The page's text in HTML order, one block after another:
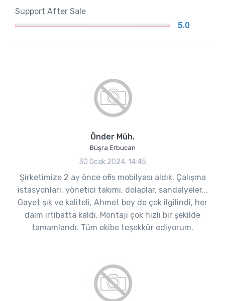
Support After Sale
5.0
Önder Müh.
Büşra Erbucan
30 Ocak 2024, 14:45
Şirketimize 2 ay önce ofis mobilyası aldık. Çalışma
istasyonları, yönetici takımı, dolaplar, sandalyeler...
Gayet şık ve kaliteli, Ahmet bey de çok ilgilindi, her
daim irtibatta kaldı. Montajı çok hızlı bir şekilde
tamamlandı. Tüm ekibe teşekkür ediyorum.